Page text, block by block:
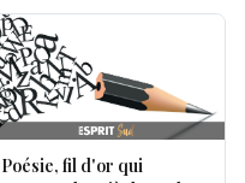
Poésie, fil d'or qui